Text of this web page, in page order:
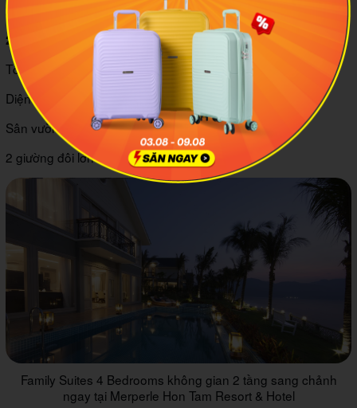
2.10 Family Suites 4 Bedrooms
Tối đa: 8 khách và 4 trẻ em
Diện tích: 274.5 m2
Sân vườn với diện tích 386 - 502 m2
2 giường đôi lớn và 4 giường đơn
Family Suites 4 Bedrooms không gian 2 tầng sang chảnh
ngay tại Merperle Hon Tam Resort & Hotel